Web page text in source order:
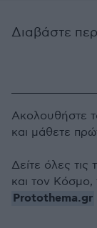
Διαβάστε
Ακολουθήστε
και μάθετε
Δείτε όλες τις
και τον Κόσμο,
Protothema.gr